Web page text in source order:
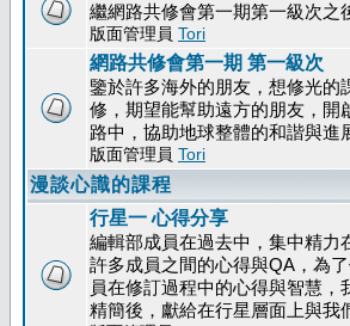
繼網路共修會第一期第一級次之
版面管理員 Tori
網路共修會第一期 第一級次
鑒於許多海外的朋友，想修光的
修，期望能幫助遠方的朋友，開
路中，協助地球整體的和諧與進
版面管理員 Tori
漫談心識的課程
行星一 心得分享
編輯部成員在過去中，集中精力
許多成員之間的心得與QA，為
員在修訂過程中的心得與智慧
精簡後，獻給在行星層面上與我